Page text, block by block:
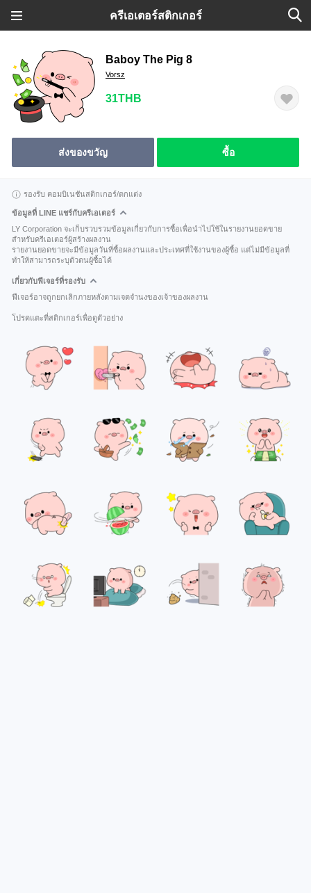
ครีเอเตอร์สติกเกอร์
Baboy The Pig 8
Vorsz
31THB
ส่งของขวัญ ซื้อ
รองรับ คอมบิเนชันสติกเกอร์/ตกแต่ง
ข้อมูลที่ LINE แชร์กับครีเอเตอร์
LY Corporation จะเก็บรวบรวมข้อมูลเกี่ยวกับการซื้อเพื่อนำไปใช้ในรายงานยอดขาย
สำหรับครีเอเตอร์ผู้สร้างผลงาน
รายงานยอดขายจะมีข้อมูลวันที่ซื้อผลงานและประเทศที่ใช้งานของผู้ซื้อ แต่ไม่มีข้อมูลที่
ทำให้สามารถระบุตัวตนผู้ซื้อได้
เกี่ยวกับฟีเจอร์ที่รองรับ
ฟีเจอร์อาจถูกยกเลิกภายหลังตามเจตจำนงของเจ้าของผลงาน
โปรดแตะที่สติกเกอร์เพื่อดูตัวอย่าง